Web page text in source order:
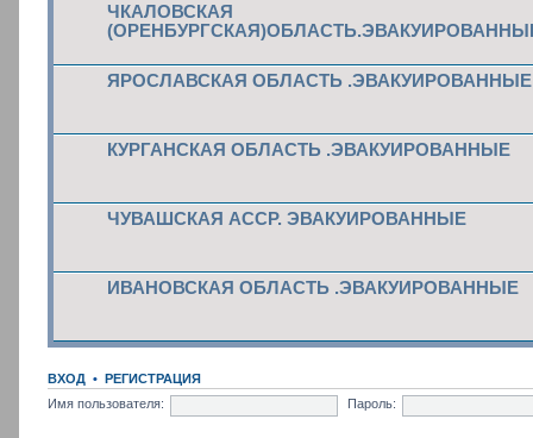
ЧКАЛОВСКАЯ
ЯРОСЛАВСКАЯ ОБЛАСТЬ .ЭВАКУИРОВАННЫЕ
КУРГАНСКАЯ ОБЛАСТЬ .ЭВАКУИРОВАННЫЕ
ЧУВАШСКАЯ АССР. ЭВАКУИРОВАННЫЕ
ИВАНОВСКАЯ ОБЛАСТЬ .ЭВАКУИРОВАННЫЕ
ВХОД • РЕГИСТРАЦИЯ
Имя пользователя:
Пароль: